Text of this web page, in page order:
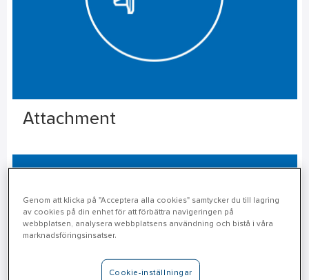
Attachment
Genom att klicka på "Acceptera alla cookies" samtycker du till lagring
av cookies på din enhet för att förbättra navigeringen på
webbplatsen, analysera webbplatsens användning och bistå i våra
marknadsföringsinsatser.
Cookie-inställningar